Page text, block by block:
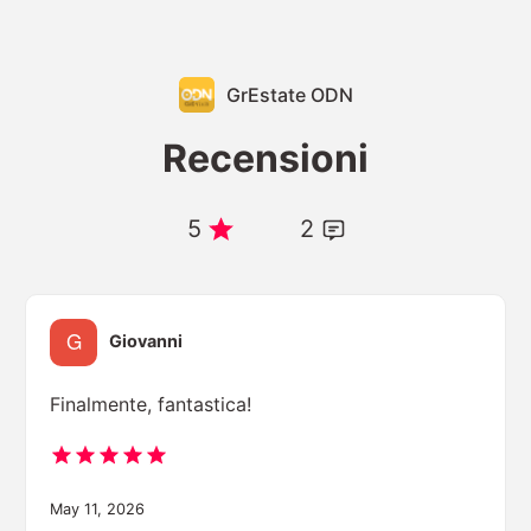
GrEstate ODN
Recensioni
5 2
Giovanni
Finalmente, fantastica!
May 11, 2026